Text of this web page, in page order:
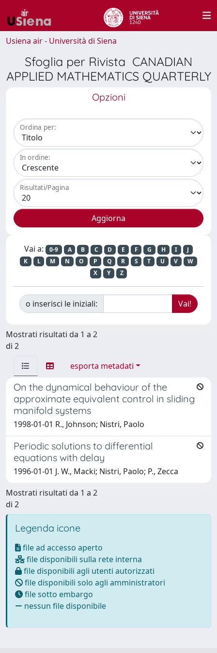
Usiena air - Università di Siena
Sfoglia per Rivista CANADIAN
APPLIED MATHEMATICS QUARTERLY
Opzioni
Ordina per:
In ordine:
Risultati/Pagina
Vai a: 0-9 A B C D E F G H I
J
K
L M N O P Q R S T U V
W
X
Y Z
o inserisci le iniziali:
Mostrati risultati da 1 a 2
di 2
esporta metadati
On the dynamical behaviour of the
approximate equivalent control in sliding
manifold systems
1998-01-01 R., Johnson; Nistri, Paolo
Periodic solutions to differential
equations with delay
1996-01-01 J. W., Macki; Nistri, Paolo; P., Zecca
Mostrati risultati da 1 a 2
di 2
Legenda icone
file ad accesso aperto
file disponibili sulla rete interna
file disponibili agli utenti autorizzati
file disponibili solo agli amministratori
file sotto embargo
nessun file disponibile